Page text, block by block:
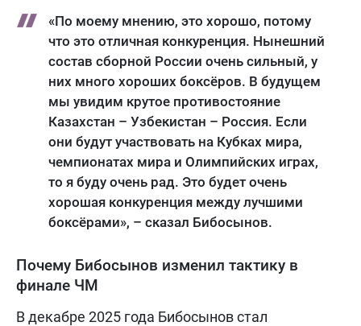
«По моему мнению, это хорошо, потому
что это отличная конкуренция. Нынешний
состав сборной России очень сильный, у
них много хороших боксёров. В будущем
мы увидим крутое противостояние
Казахстан – Узбекистан – Россия. Если
они будут участвовать на Кубках мира,
чемпионатах мира и Олимпийских играх,
то я буду очень рад. Это будет очень
хорошая конкуренция между лучшими
боксёрами», – сказал Бибосынов.
Почему Бибосынов изменил тактику в
финале ЧМ
В декабре 2025 года Бибосынов стал